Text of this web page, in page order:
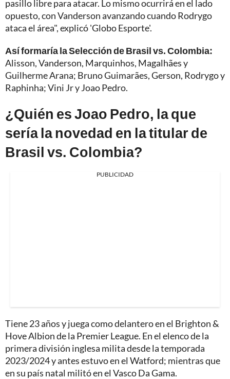
pasillo libre para atacar. Lo mismo ocurrirá en el lado
opuesto, con Vanderson avanzando cuando Rodrygo
ataca el área", explicó 'Globo Esporte'.
Así formaría la Selección de Brasil vs. Colombia:
Alisson, Vanderson, Marquinhos, Magalhães y
Guilherme Arana; Bruno Guimarães, Gerson, Rodrygo y
Raphinha; Vini Jr y Joao Pedro.
¿Quién es Joao Pedro, la que
sería la novedad en la titular de
Brasil vs. Colombia?
PUBLICIDAD
Tiene 23 años y juega como delantero en el Brighton &
Hove Albion de la Premier League. En el elenco de la
primera división inglesa milita desde la temporada
2023/2024 y antes estuvo en el Watford; mientras que
en su país natal militó en el Vasco Da Gama.